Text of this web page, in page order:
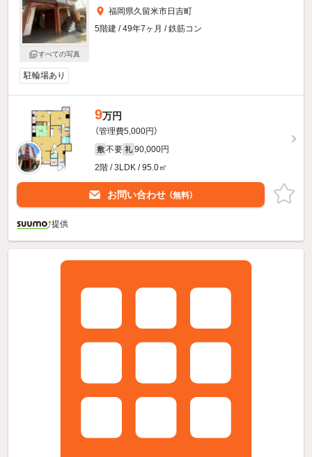
すべての写真
福岡県久留米市日吉町
5階建 / 49年7ヶ月 / 鉄筋コン
駐輪場あり
9万円
（管理費5,000円）
敷 不要 礼 90,000円
2階 / 3LDK / 95.0㎡
お問い合わせ （無料）
提供